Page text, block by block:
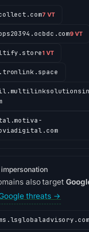
7 VT
9 VT
1 VT
also target
threats →